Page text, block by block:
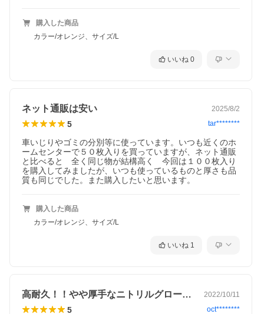
購入した商品
カラー/オレンジ、サイズ/L
いいね 0
ネット通販は安い 2025/8/2
5 tar********
車いじりやゴミの分別等に使っています。いつも近くのホ
ームセンターで５０枚入りを買っていますが、ネット通販
と比べると　全く同じ物が結構高く　今回は１００枚入り
を購入してみましたが、いつも使っているものと厚さも品
質も同じでした。また購入したいと思います。
購入した商品
カラー/オレンジ、サイズ/L
いいね 1
高耐久！！やや厚手なニトリルグローブです 2022/10/11
5 oct********